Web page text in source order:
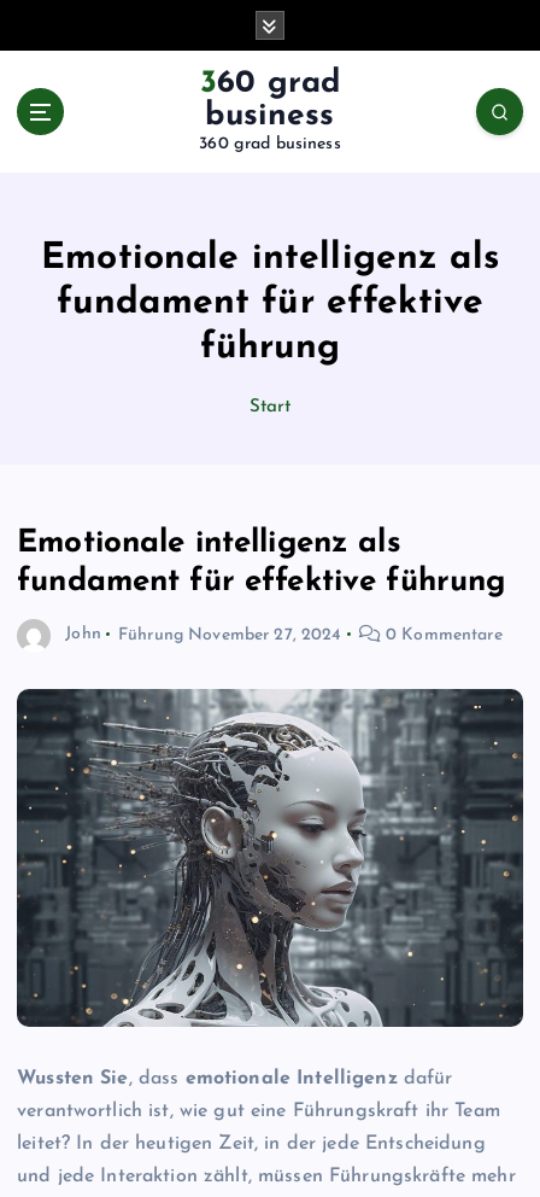
360 grad
business
360 grad business
Emotionale intelligenz als
fundament für effektive
führung
Start
Emotionale intelligenz als
fundament für effektive führung
John Führung November 27, 2024 0 Kommentare
Wussten Sie, dass emotionale Intelligenzdafür
verantwortlich ist, wie gut eine Führungskraft ihr Team
leitet? In der heutigen Zeit, in der jede Entscheidung
und jede Interaktion zählt, müssen Führungskräfte mehr